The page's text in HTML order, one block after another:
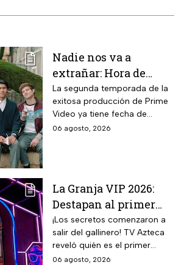
Nadie nos va a
extrañar: Hora de
estreno de la
Temporada 2 y reparto
completo
La segunda temporada de la
exitosa producción de Prime
Video ya tiene fecha de
estreno. Conoce el horario en
06 agosto, 2026
La Granja VIP 2026:
Destapan al primer
participante del
reality más viral de la
televisión mexicana
¡Los secretos comenzaron a
salir del gallinero! TV Azteca
reveló quién es el primer
granjero confirmado para la
06 agosto, 2026